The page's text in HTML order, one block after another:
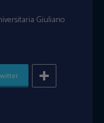
Giuliano